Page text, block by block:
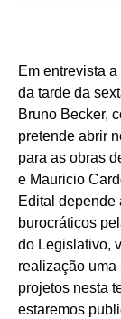
Em entrevista
da tarde da
Bruno Becker,
pretende abrir
para as obras
e Mauricio
Edital depende
burocráticos
do Legislativo,
realização
projetos nesta
estaremos